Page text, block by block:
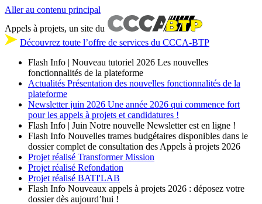
Aller au contenu principal
Appels à projets, un site du
Découvrez toute l’offre de services du CCCA-BTP
Flash Info | Nouveau tutoriel 2026 Les nouvelles
fonctionnalités de la plateforme
Actualités Présentation des nouvelles fonctionnalités de la
plateforme
Newsletter juin 2026 Une année 2026 qui commence fort
pour les appels à projets et candidatures !
Flash Info | Juin Notre nouvelle Newsletter est en ligne !
Flash Info Nouvelles trames budgétaires disponibles dans le
dossier complet de consultation des Appels à projets 2026
Projet réalisé Transformer Mission
Projet réalisé Refondation
Projet réalisé BATI'LAB
Flash Info Nouveaux appels à projets 2026 : déposez votre
dossier dès aujourd’hui !